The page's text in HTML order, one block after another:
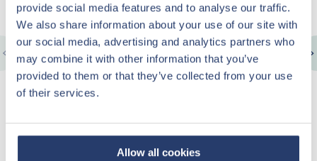
provide social media features and to analyse our traffic.
We also share information about your use of our site with
our social media, advertising and analytics partners who
may combine it with other information that you’ve
provided to them or that they’ve collected from your use
of their services.
Allow all cookies
Stabiele huuropbrengst
Center Parcs biedt u als eigenaar voor de meeste